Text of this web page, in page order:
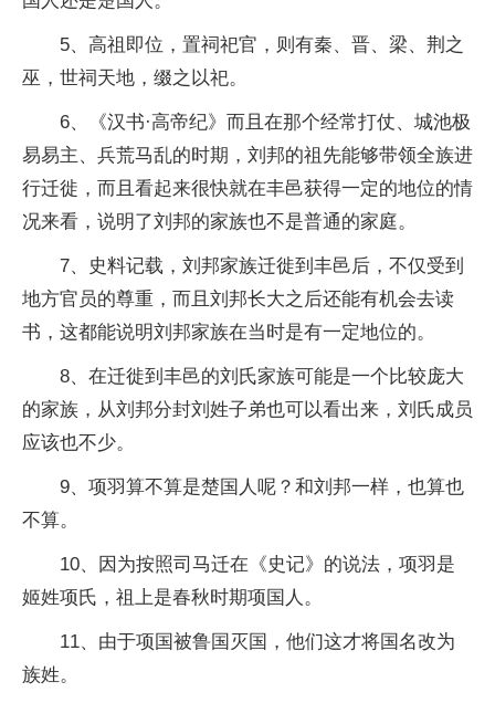
5、高祖即位，置祠祀官，则有秦、晋、梁、荆之
巫，世祠天地，缀之以祀。
6、《汉书·高帝纪》而且在那个经常打仗、城池极
易易主、兵荒马乱的时期，刘邦的祖先能够带领全族进
行迁徙，而且看起来很快就在丰邑获得一定的地位的情
况来看，说明了刘邦的家族也不是普通的家庭。
7、史料记载，刘邦家族迁徙到丰邑后，不仅受到
地方官员的尊重，而且刘邦长大之后还能有机会去读
书，这都能说明刘邦家族在当时是有一定地位的。
8、在迁徙到丰邑的刘氏家族可能是一个比较庞大
的家族，从刘邦分封刘姓子弟也可以看出来，刘氏成员
应该也不少。
9、项羽算不算是楚国人呢？和刘邦一样，也算也
不算。
10、因为按照司马迁在《史记》的说法，项羽是
姬姓项氏，祖上是春秋时期项国人。
11、由于项国被鲁国灭国，他们这才将国名改为
族姓。